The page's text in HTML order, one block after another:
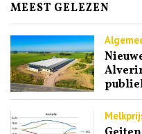
MEEST GELEZEN